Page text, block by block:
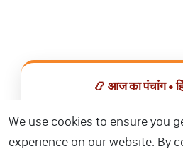
📿 आज का पंचांग •
📅 हिंदी कैलेंडर ऐप
We use cookies to ensure you
experience on our website. By